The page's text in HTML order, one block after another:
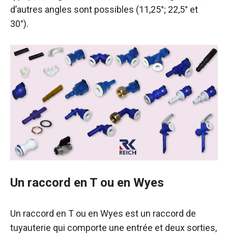
d’autres angles sont possibles (11,25°; 22,5° et
30°).
Un raccord en T ou en Wyes
Un raccord en T ou en Wyes est un raccord de
tuyauterie qui comporte une entrée et deux sorties,